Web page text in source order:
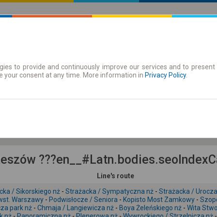
| Tickets Season tickets
Line's route
/ Sikorskiego nż - Strażacka / Sympatyczna nż - Strażacka /
Warszawy - Podwisłocze / Seniora - Kopisto Most Zamkowy -
park nż - Chmaja / Langiewicza nż - Boya Żeleńskiego nż - Wita
to provide and continuously improve our services and to
your consent at any time. More information in Privacy Policy.